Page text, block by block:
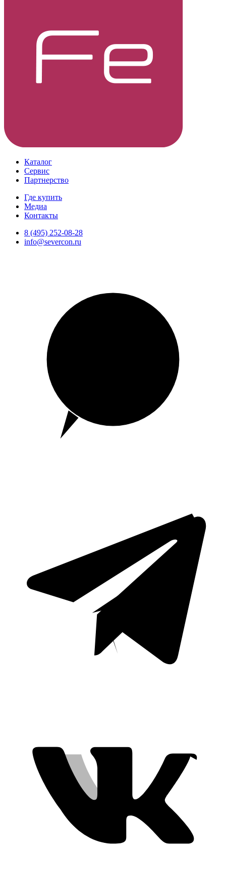
Каталог
Сервис
Партнерство
Где купить
Медиа
Контакты
8 (495) 252-08-28
info@severcon.ru